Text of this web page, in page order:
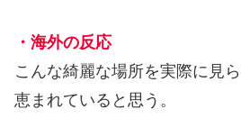
・海外の反応
こんな綺麗な場所を実際に見
恵まれていると思う。